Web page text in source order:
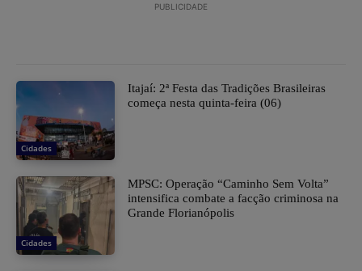
PUBLICIDADE
Cidades
​Itajaí: 2ª Festa das Tradições Brasileiras
começa nesta quinta-feira (06)
Cidades
MPSC: Operação “Caminho Sem Volta”
intensifica combate a facção criminosa na
Grande Florianópolis